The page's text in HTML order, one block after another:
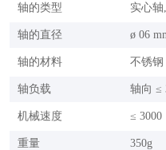
轴的类型 实心
轴的直径 ø 06
轴的材料 不锈
轴负载 轴向 ≤
机械速度 ≤ 3000
重量 350g